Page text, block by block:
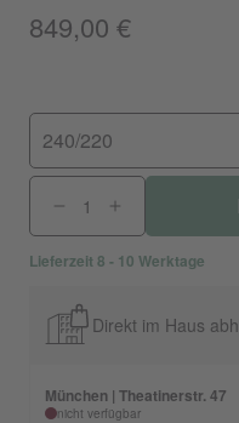
849,00 €
240/220
Lieferzeit 8 - 10 Werktage
Direkt im Haus
München | Theatinerstr. 47
nicht verfügbar